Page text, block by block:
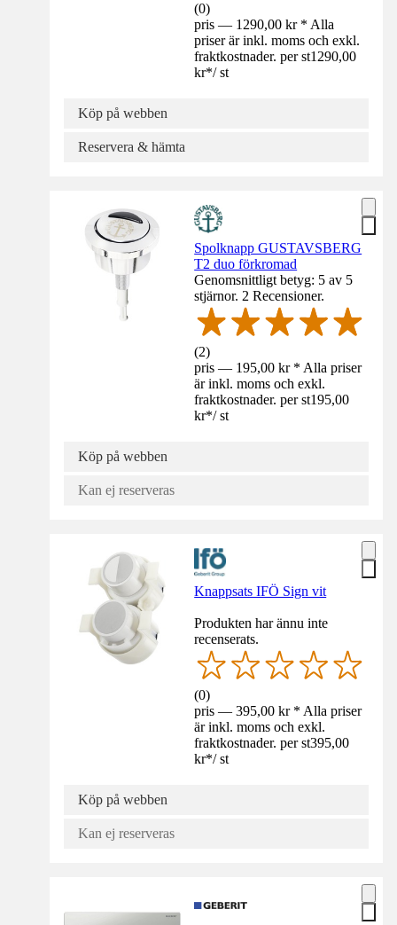
(0)
pris — 1290,00 kr * Alla
priser är inkl. moms och exkl.
fraktkostnader. per st1290,00
kr*/ st
Köp på webben
Reservera & hämta
Spolknapp GUSTAVSBERG
T2 duo förkromad
Genomsnittligt betyg: 5 av 5
stjärnor. 2 Recensioner.
(2)
pris — 195,00 kr * Alla priser
är inkl. moms och exkl.
fraktkostnader. per st195,00
kr*/ st
Köp på webben
Kan ej reserveras
Knappsats IFÖ Sign vit
Produkten har ännu inte
recenserats.
(0)
pris — 395,00 kr * Alla priser
är inkl. moms och exkl.
fraktkostnader. per st395,00
kr*/ st
Köp på webben
Kan ej reserveras